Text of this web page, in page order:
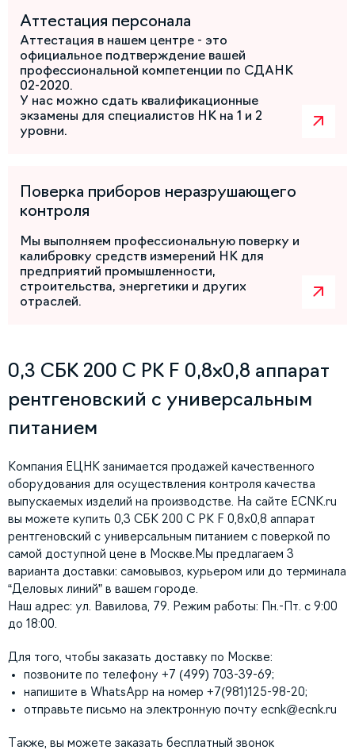
Аттестация персонала
Аттестация в нашем центре - это
официальное подтверждение вашей
профессиональной компетенции по СДАНК
02-2020.
У нас можно сдать квалификационные
экзамены для специалистов НК на 1 и 2
уровни.
Поверка приборов неразрушающего
контроля
Мы выполняем профессиональную поверку и
калибровку средств измерений НК для
предприятий промышленности,
строительства, энергетики и других
отраслей.
0,3 СБК 200 С РК F 0,8х0,8 аппарат
рентгеновский с универсальным
питанием
Компания ЕЦНК занимается продажей качественного
оборудования для осуществления контроля качества
выпускаемых изделий на производстве. На сайте ECNK.ru
вы можете купить 0,3 СБК 200 С РК F 0,8х0,8 аппарат
рентгеновский с универсальным питанием с поверкой по
самой доступной цене в Москве.Мы предлагаем 3
варианта доставки: самовывоз, курьером или до терминала
“Деловых линий” в вашем городе.
Наш адрес: ул. Вавилова, 79. Режим работы: Пн.-Пт. с 9:00
до 18:00.
Для того, чтобы заказать доставку по Москве:
позвоните по телефону +7 (499) 703-39-69;
напишите в WhatsApp на номер +7(981)125-98-20;
отправьте письмо на электронную почту ecnk@ecnk.ru
Также, вы можете заказать бесплатный звонок